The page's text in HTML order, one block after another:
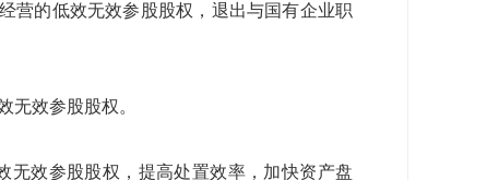
营的低效无效参股股权，退出与国有企业职
无效参股股权。
无效参股股权，提高处置效率，加快资产盘